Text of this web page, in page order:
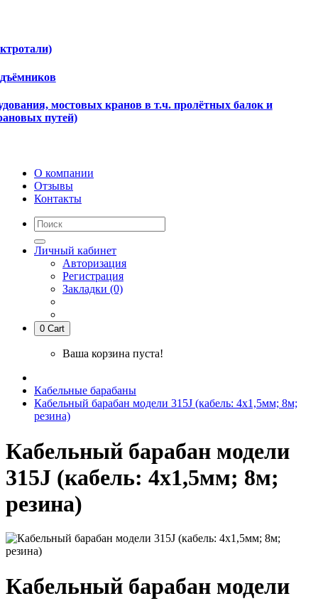
мостовых кранов в т.ч. пролётных балок и
путей)
О компании
Отзывы
Контакты
Личный кабинет
Авторизация
Регистрация
Закладки (0)
0 Cart
Ваша корзина пуста!
Кабельные барабаны
Кабельный барабан модели 315J (кабель: 4х1,5мм; 8м;
резина)
Кабельный барабан модели
315J (кабель: 4х1,5мм; 8м;
резина)
Кабельный барабан модели